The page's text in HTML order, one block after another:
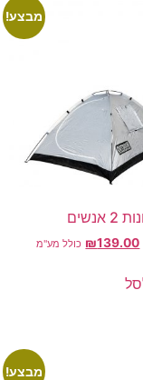
מבצע!
₪139.00 כולל מע"מ
מבצע!